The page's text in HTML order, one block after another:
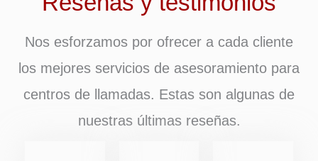
Nos esforzamos por ofrecer a cada cliente
los mejores servicios de asesoramiento para
centros de llamadas. Estas son algunas de
nuestras últimas reseñas.